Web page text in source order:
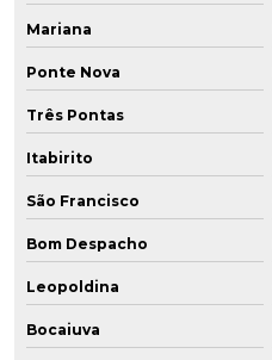
Mariana
Ponte Nova
Três Pontas
Itabirito
São Francisco
Bom Despacho
Leopoldina
Bocaiuva